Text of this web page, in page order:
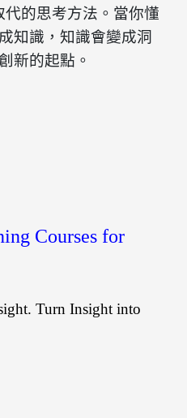
的思考方法。當你懂
知識，知識會變成洞
新的起點。
Courses for
Turn Insight into